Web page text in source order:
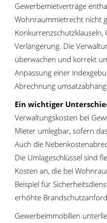
Gewerbemietverträge
Wohnraummietrecht nicht
Verlängerung. Die
überwachen und korrekt
Anpassung einer
Abrechnung
Ein wichtiger
Verwaltungskosten bei
Mieter umlegbar, sofern
Auch die
Die Umlageschlüssel sind
Kosten an, die bei
Beispiel für
erhöhte
Gewerbeimmobilien